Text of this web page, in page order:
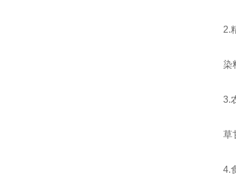
2.
染
3.
草
4.